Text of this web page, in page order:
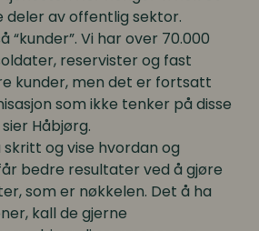
av offentlig sektor.
“kunder”. Vi har over 70.000
reservister og fast
kunder, men det er fortsatt
som ikke tenker på disse
Håbjørg.
og vise hvordan og
bedre resultater ved å gjøre
som er nøkkelen. Det å ha
kall de gjerne